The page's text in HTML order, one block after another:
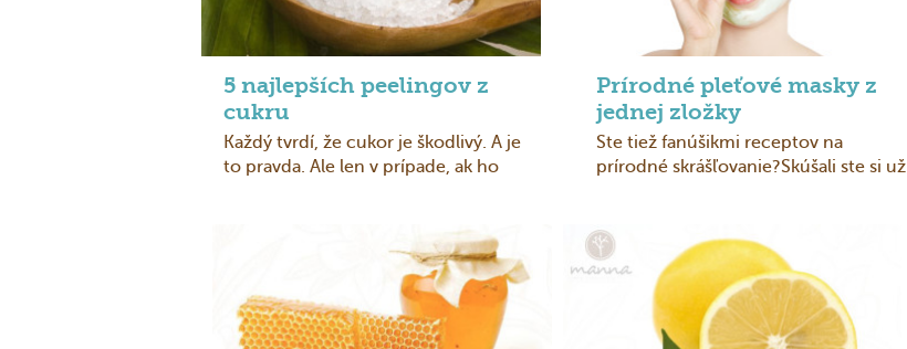
5 najlepších peelingov z
cukru
Každý tvrdí, že cukor je škodlivý. A je
to pravda. Ale len v prípade, ak ho
Prírodné pleťové masky z
jednej zložky
Ste tiež fanúšikmi receptov na
prírodné skrášľovanie?Skúšali ste si už